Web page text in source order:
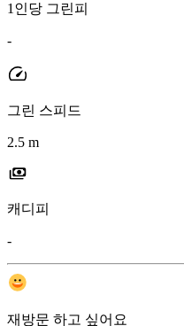
1인당 그린피
-
그린 스피드
2.5 m
캐디피
-
재방문 하고 싶어요